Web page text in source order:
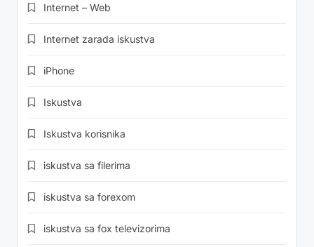
Internet – Web
Internet zarada iskustva
iPhone
Iskustva
Iskustva korisnika
iskustva sa filerima
iskustva sa forexom
iskustva sa fox televizorima